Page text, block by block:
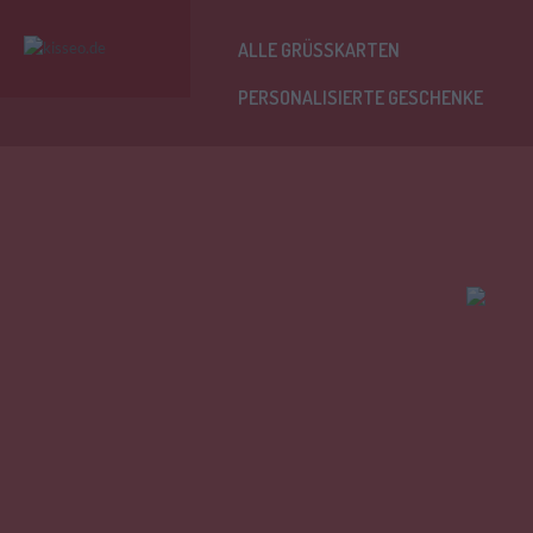
ALLE GRÜSSKARTEN
PERSONALISIERTE GESCHENKE